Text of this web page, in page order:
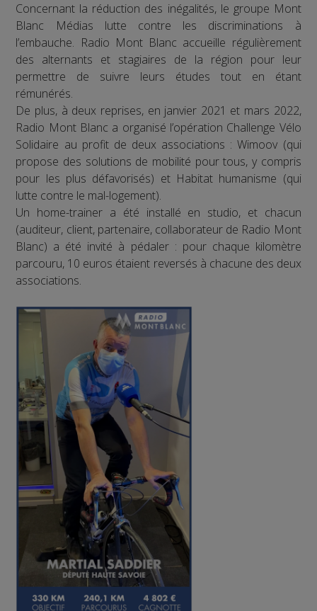
Concernant la réduction des inégalités, le groupe Mont
Blanc Médias lutte contre les discriminations à
l’embauche. Radio Mont Blanc accueille régulièrement
des alternants et stagiaires de la région pour leur
permettre de suivre leurs études tout en étant
rémunérés.
De plus, à deux reprises, en janvier 2021 et mars 2022,
Radio Mont Blanc a organisé l’opération Challenge Vélo
Solidaire au profit de deux associations : Wimoov (qui
propose des solutions de mobilité pour tous, y compris
pour les plus défavorisés) et Habitat humanisme (qui
lutte contre le mal-logement).
Un home-trainer a été installé en studio, et chacun
(auditeur, client, partenaire, collaborateur de Radio Mont
Blanc) a été invité à pédaler : pour chaque kilomètre
parcouru, 10 euros étaient reversés à chacune des deux
associations.